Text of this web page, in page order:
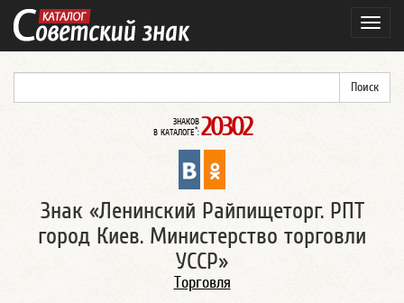
ЗНАКОВ
В КАТАЛОГЕ*: 20302
Знак «Ленинский Райпищеторг. РПТ
город Киев. Министерство торговли
УССР»
Торговля